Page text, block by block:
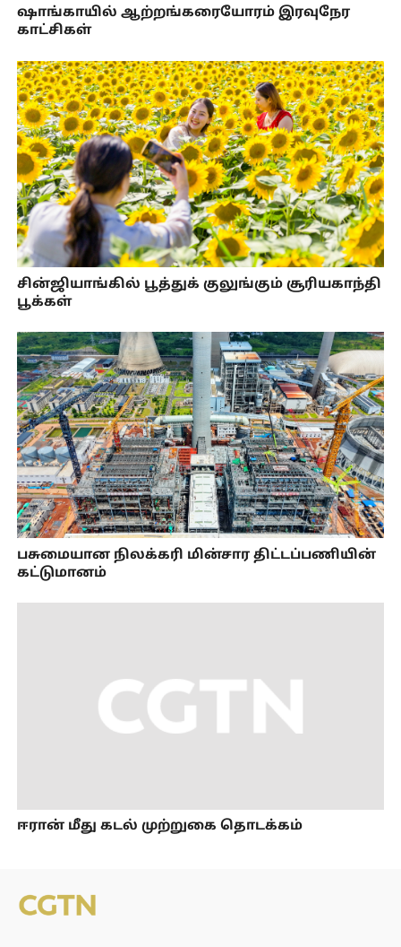
ஷாங்காயில் ஆற்றங்கரையோரம் இரவுநேர
காட்சிகள்
சின்ஜியாங்கில் பூத்துக் குலுங்கும் சூரியகாந்தி
பூக்கள்
பசுமையான நிலக்கரி மின்சார திட்டப்பணியின்
கட்டுமானம்
ஈரான் மீது கடல் முற்றுகை தொடக்கம்